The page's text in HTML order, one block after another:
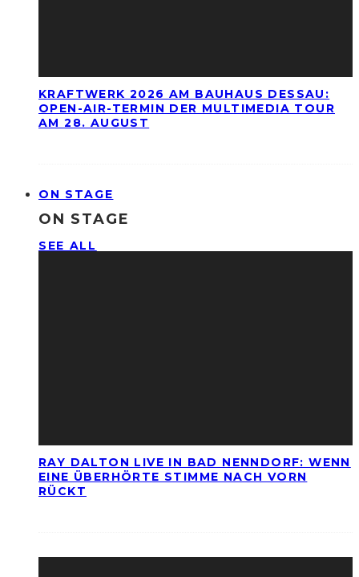
KRAFTWERK 2026 AM BAUHAUS DESSAU:
OPEN-AIR-TERMIN DER MULTIMEDIA TOUR
AM 28. AUGUST
ON STAGE
ON STAGE
SEE ALL
RAY DALTON LIVE IN BAD NENNDORF: WENN
EINE ÜBERHÖRTE STIMME NACH VORN
RÜCKT